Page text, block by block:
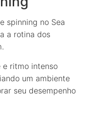
spinning no Sea
a rotina dos
e ritmo intenso
um ambiente
seu desempenho